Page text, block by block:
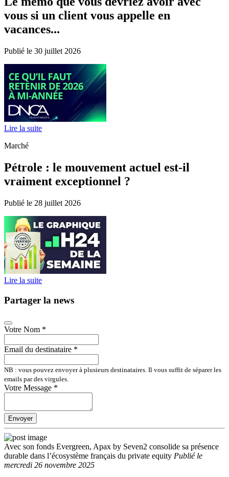
vous si un client vous appelle en
vacances...
Publié le 30 juillet 2026
Lire la suite
Marché
Pétrole : le mouvement actuel est-il
vraiment exceptionnel ?
Publié le 28 juillet 2026
Lire la suite
Partager la news
Votre Nom *
Email du destinataire *
NB : vous pouvez envoyer à plusieurs destinataires. Il vous suffit de séparer les
emails par des virgules.
Votre Message *
Envoyer
Avec son fonds Evergreen, Apax by Seven2 consolide sa présence
durable dans l’écosystème français du private equity Publiéle
mercredi 26 novembre 2025